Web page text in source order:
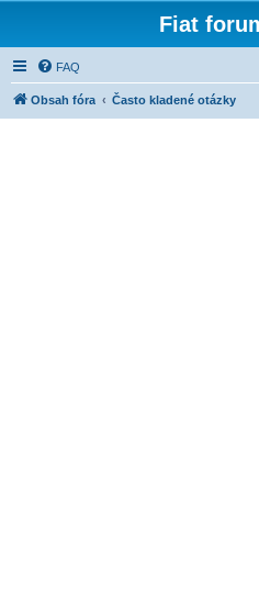
Fiat
FAQ
Obsah fóra Často kladené otázky